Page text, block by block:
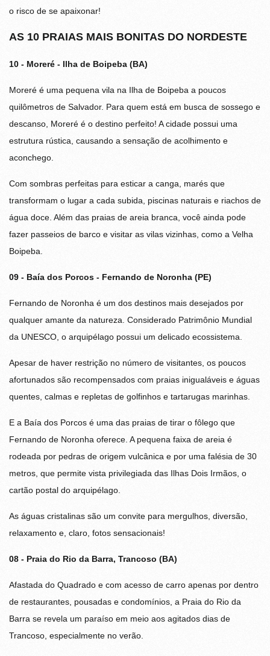
o risco de se apaixonar!
AS 10 PRAIAS MAIS BONITAS DO NORDESTE
10 - Moreré - Ilha de Boipeba (BA)
Moreré é uma pequena vila na Ilha de Boipeba a poucos
quilômetros de Salvador. Para quem está em busca de sossego e
descanso, Moreré é o destino perfeito! A cidade possui uma
estrutura rústica, causando a sensação de acolhimento e
aconchego.
Com sombras perfeitas para esticar a canga, marés que
transformam o lugar a cada subida, piscinas naturais e riachos de
água doce. Além das praias de areia branca, você ainda pode
fazer passeios de barco e visitar as vilas vizinhas, como a Velha
Boipeba.
09 - Baía dos Porcos - Fernando de Noronha (PE)
Fernando de Noronha é um dos destinos mais desejados por
qualquer amante da natureza. Considerado Patrimônio Mundial
da UNESCO, o arquipélago possui um delicado ecossistema.
Apesar de haver restrição no número de visitantes, os poucos
afortunados são recompensados com praias inigualáveis e águas
quentes, calmas e repletas de golfinhos e tartarugas marinhas.
E a Baía dos Porcos é uma das praias de tirar o fôlego que
Fernando de Noronha oferece. A pequena faixa de areia é
rodeada por pedras de origem vulcânica e por uma falésia de 30
metros, que permite vista privilegiada das Ilhas Dois Irmãos, o
cartão postal do arquipélago.
As águas cristalinas são um convite para mergulhos, diversão,
relaxamento e, claro, fotos sensacionais!
08 - Praia do Rio da Barra, Trancoso (BA)
Afastada do Quadrado e com acesso de carro apenas por dentro
de restaurantes, pousadas e condomínios, a Praia do Rio da
Barra se revela um paraíso em meio aos agitados dias de
Trancoso, especialmente no verão.